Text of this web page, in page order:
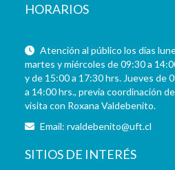
HORARIOS
Atención al público los días
martes y miércoles de 09:30 a
y de 15:00 a 17:30 hrs. Jueves de
a 14:00 hrs., previa coordinación de
visita con Roxana Valdebenito.
Email:rvaldebenito@uft.cl
SITIOS DE INTERÉS